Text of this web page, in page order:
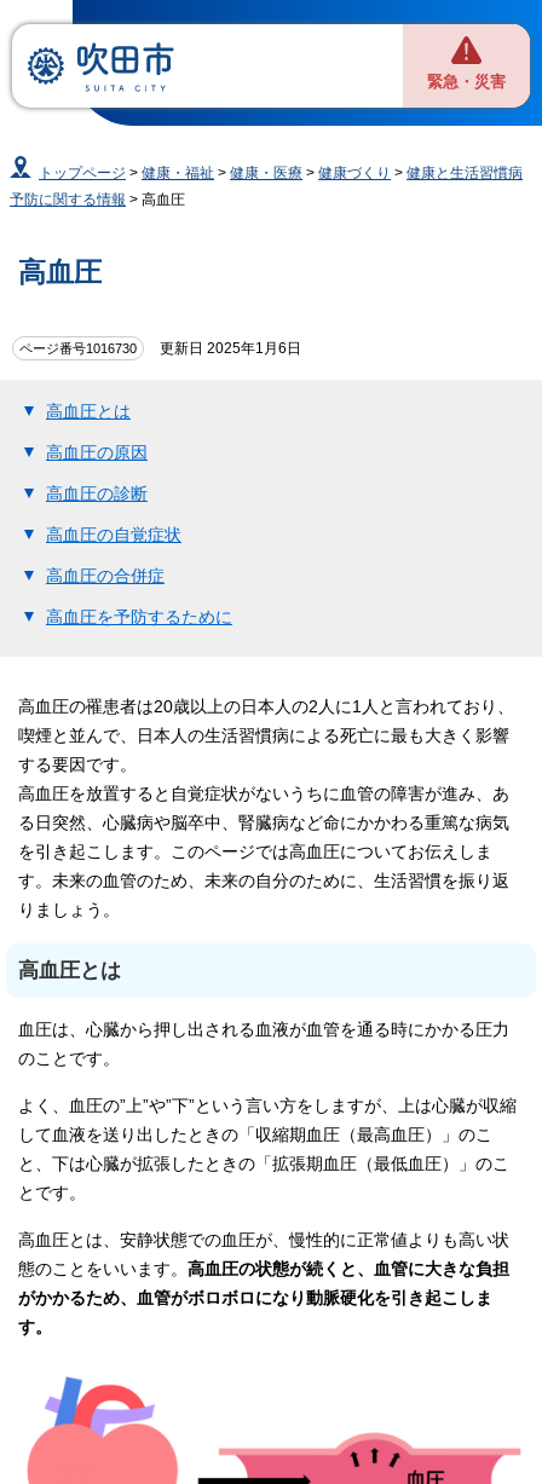
緊急・災害
トップページ >健康・福祉 >健康・医療 >健康づくり >健康と生活習慣病
予防に関する情報 > 高血圧
高血圧
ページ番号1016730 更新日 2025年1月6日
高血圧とは
高血圧の原因
高血圧の診断
高血圧の自覚症状
高血圧の合併症
高血圧を予防するために
高血圧の罹患者は20歳以上の日本人の2人に1人と言われており、
喫煙と並んで、日本人の生活習慣病による死亡に最も大きく影響
する要因です。
高血圧を放置すると自覚症状がないうちに血管の障害が進み、あ
る日突然、心臓病や脳卒中、腎臓病など命にかかわる重篤な病気
を引き起こします。このページでは高血圧についてお伝えしま
す。未来の血管のため、未来の自分のために、生活習慣を振り返
りましょう。
高血圧とは
血圧は、心臓から押し出される血液が血管を通る時にかかる圧力
のことです。
よく、血圧の”上”や”下”という言い方をしますが、上は心臓が収縮
して血液を送り出したときの「収縮期血圧（最高血圧）」のこ
と、下は心臓が拡張したときの「拡張期血圧（最低血圧）」のこ
とです。
高血圧とは、安静状態での血圧が、慢性的に正常値よりも高い状
態のことをいいます。 高血圧の状態が続くと、血管に大きな負担
がかかるため、血管がボロボロになり動脈硬化を引き起こしま
す。